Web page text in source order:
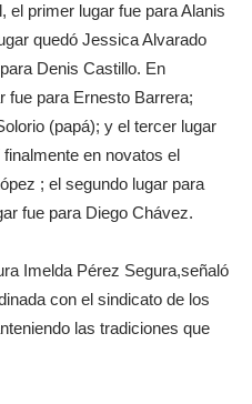
el primer lugar fue para Alanis
quedó Jessica Alvarado
Denis Castillo. En
fue para Ernesto Barrera;
(papá); y el tercer lugar
en novatos el
; el segundo lugar para
fue para Diego Chávez.
Imelda Pérez Segura,señaló
con el sindicato de los
las tradiciones que